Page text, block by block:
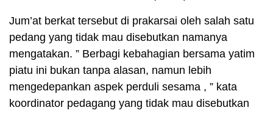
Jum’at berkat tersebut di prakarsai oleh salah satu
pedang yang tidak mau disebutkan namanya
mengatakan. ” Berbagi kebahagian bersama yatim
piatu ini bukan tanpa alasan, namun lebih
mengedepankan aspek perduli sesama , ” kata
koordinator pedagang yang tidak mau disebutkan